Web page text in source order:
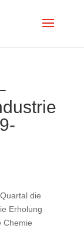
die
Erholung
Chemie